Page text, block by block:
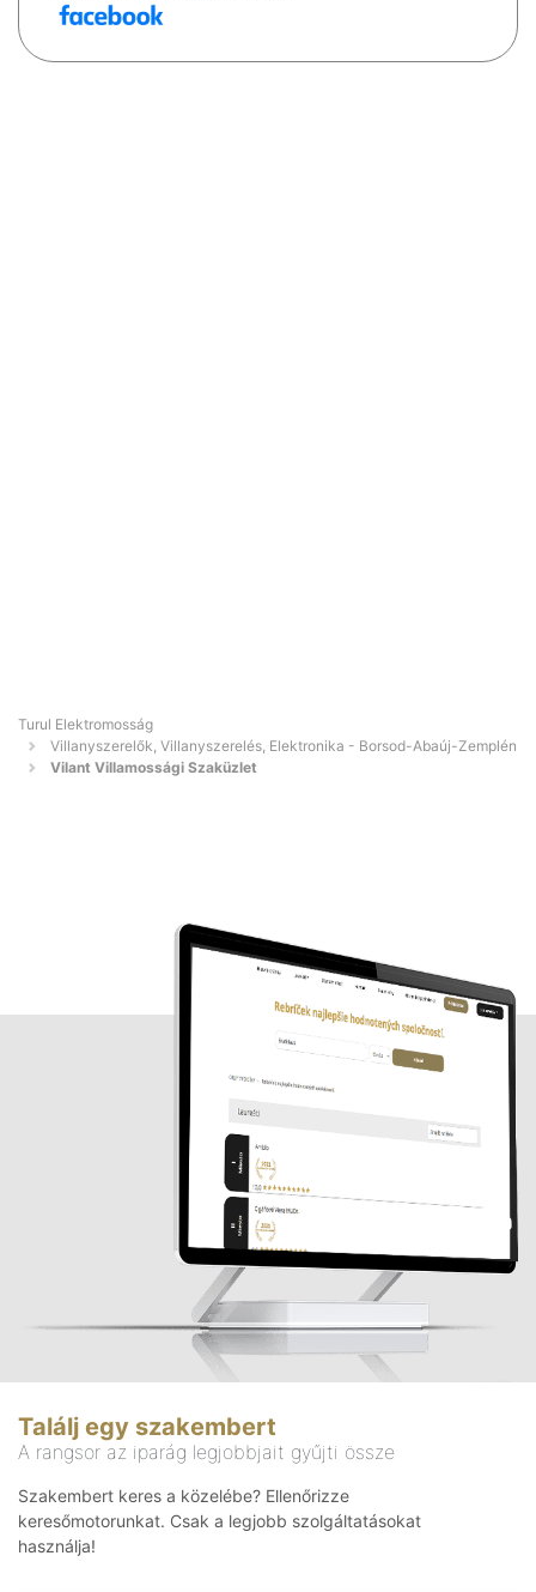
Turul Elektromosság
Villanyszerelők, Villanyszerelés, Elektronika - Borsod-Abaúj-Zemplén
Vilant Villamossági Szaküzlet
Találj egy szakembert
A rangsor az iparág legjobbjait gyűjti össze
Szakembert keres a közelébe? Ellenőrizze
keresőmotorunkat. Csak a legjobb szolgáltatásokat
használja!